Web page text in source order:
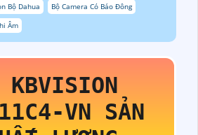
Bộ Dahua
Bộ Camera Có Báo Đông
Âm
KBVISION
VN SẢN